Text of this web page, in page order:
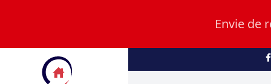
Envie de